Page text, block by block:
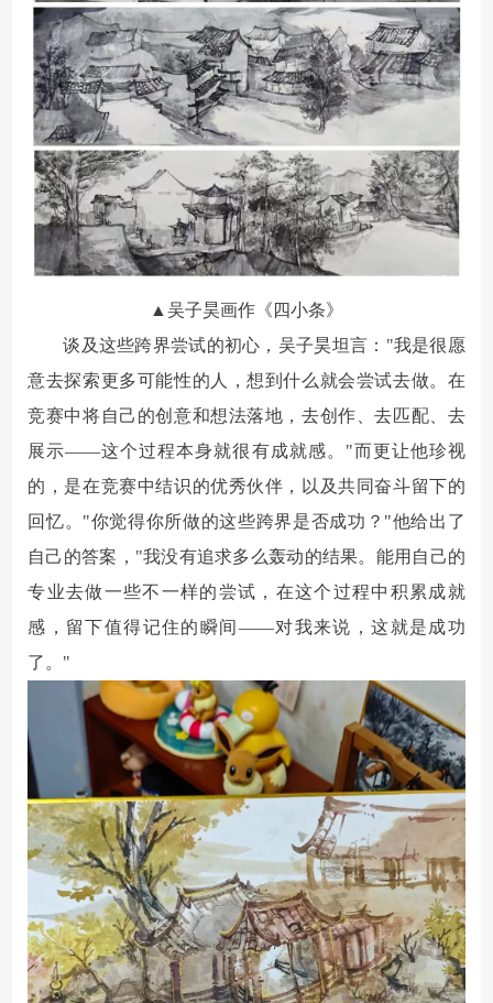
▲吴子昊画作《四小条》
谈及这些跨界尝试的初心，吴子昊坦言："我是很愿
意去探索更多可能性的人，想到什么就会尝试去做。在
竞赛中将自己的创意和想法落地，去创作、去匹配、去
展示——这个过程本身就很有成就感。"而更让他珍视
的，是在竞赛中结识的优秀伙伴，以及共同奋斗留下的
回忆。"你觉得你所做的这些跨界是否成功？"他给出了
自己的答案，"我没有追求多么轰动的结果。能用自己的
专业去做一些不一样的尝试，在这个过程中积累成就
感，留下值得记住的瞬间——对我来说，这就是成功
了。"